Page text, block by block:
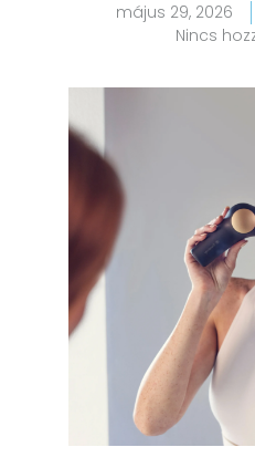
május 29, 2026
Nincs